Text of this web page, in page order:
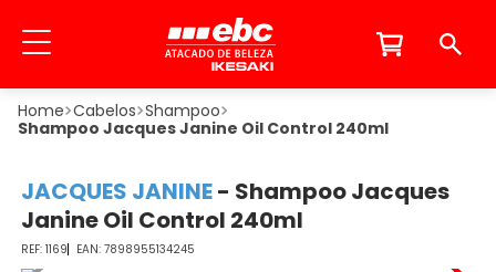
Cabelos Shampoo
Shampoo Jacques Janine Oil Control 240ml
JACQUES JANINE- Shampoo Jacques
Janine Oil Control 240ml
1169 7898955134245